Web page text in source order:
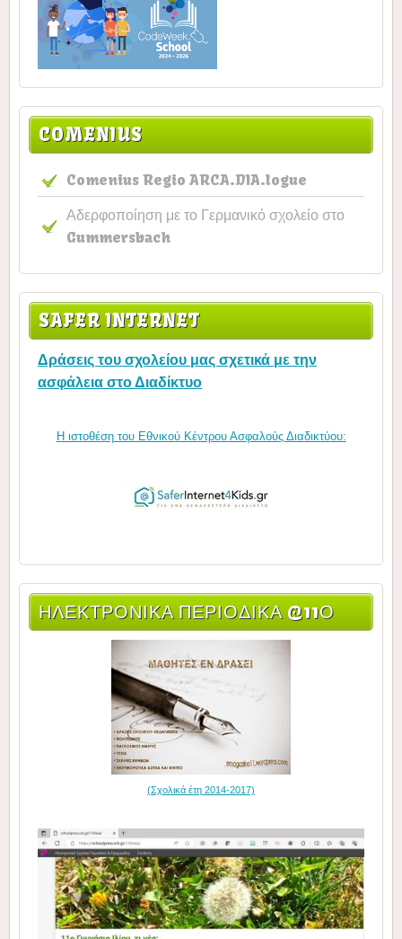
COMENIUS
Comenius Regio ARCA.DIA.logue
Αδερφοποίηση με το Γερμανικό σχολείο στο
Gummersbach
SAFER INTERNET
Δράσεις του σχολείου μας σχετικά με την
ασφάλεια στο Διαδίκτυο
Η ιστοθέση του Εθνικού Κέντρου Ασφαλούς Διαδικτύου:
ΗΛΕΚΤΡΟΝΙΚΆ ΠΕΡΙΟΔΙΚΆ @11Ο
(Σχολικά έτη 2014-2017)